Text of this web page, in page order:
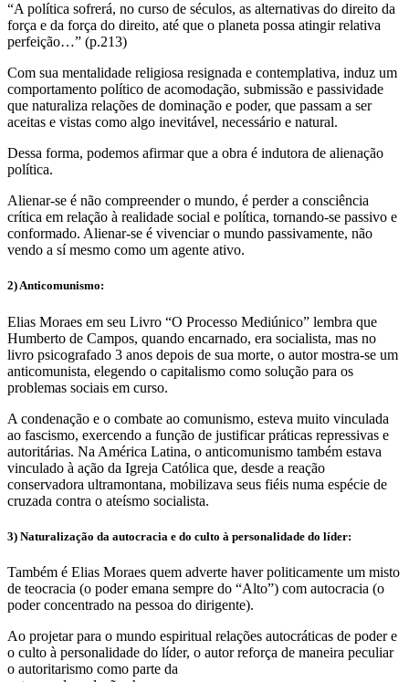
“A política sofrerá, no curso de séculos, as alternativas do direito da
força e da força do direito, até que o planeta possa atingir relativa
perfeição…” (p.213)
Com sua mentalidade religiosa resignada e contemplativa, induz um
comportamento político de acomodação, submissão e passividade
que naturaliza relações de dominação e poder, que passam a ser
aceitas e vistas como algo inevitável, necessário e natural.
Dessa forma, podemos afirmar que a obra é indutora de alienação
política.
Alienar-se é não compreender o mundo, é perder a consciência
crítica em relação à realidade social e política, tornando-se passivo e
conformado. Alienar-se é vivenciar o mundo passivamente, não
vendo a sí mesmo como um agente ativo.
2) Anticomunismo:
Elias Moraes em seu Livro “O Processo Mediúnico” lembra que
Humberto de Campos, quando encarnado, era socialista, mas no
livro psicografado 3 anos depois de sua morte, o autor mostra-se um
anticomunista, elegendo o capitalismo como solução para os
problemas sociais em curso.
A condenação e o combate ao comunismo, esteva muito vinculada
ao fascismo, exercendo a função de justificar práticas repressivas e
autoritárias. Na América Latina, o anticomunismo também estava
vinculado à ação da Igreja Católica que, desde a reação
conservadora ultramontana, mobilizava seus fiéis numa espécie de
cruzada contra o ateísmo socialista.
3) Naturalização da autocracia e do culto à personalidade do líder:
Também é Elias Moraes quem adverte haver politicamente um misto
de teocracia (o poder emana sempre do “Alto”) com autocracia (o
poder concentrado na pessoa do dirigente).
Ao projetar para o mundo espiritual relações autocráticas de poder e
o culto à personalidade do líder, o autor reforça de maneira peculiar
o autoritarismo como parte da